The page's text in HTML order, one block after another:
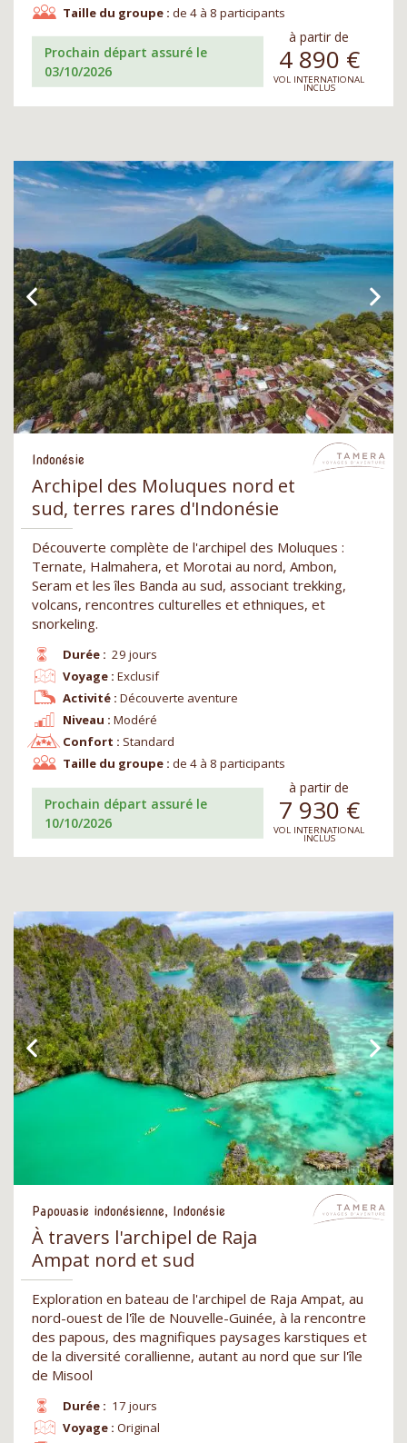
Taille du groupe : de 4 à 8 participants
Prochain départ assuré le
03/10/2026
à partir de
4 890 €
VOL INTERNATIONAL
INCLUS
Indonésie
Archipel des Moluques nord et
sud, terres rares d'Indonésie
Découverte complète de l'archipel des Moluques :
Ternate, Halmahera, et Morotai au nord, Ambon,
Seram et les îles Banda au sud, associant trekking,
volcans, rencontres culturelles et ethniques, et
snorkeling.
Durée : 29 jours
Niveau : Modéré
Voyage : Exclusif
Confort : Standard
Activité : Découverte aventure
Taille du groupe : de 4 à 8 participants
Prochain départ assuré le
10/10/2026
à partir de
7 930 €
VOL INTERNATIONAL
INCLUS
Papouasie indonésienne, Indonésie
À travers l'archipel de Raja
Ampat nord et sud
Exploration en bateau de l'archipel de Raja Ampat, au
nord-ouest de l'île de Nouvelle-Guinée, à la rencontre
des papous, des magnifiques paysages karstiques et
de la diversité corallienne, autant au nord que sur l'île
de Misool
Durée : 17 jours
Voyage : Original